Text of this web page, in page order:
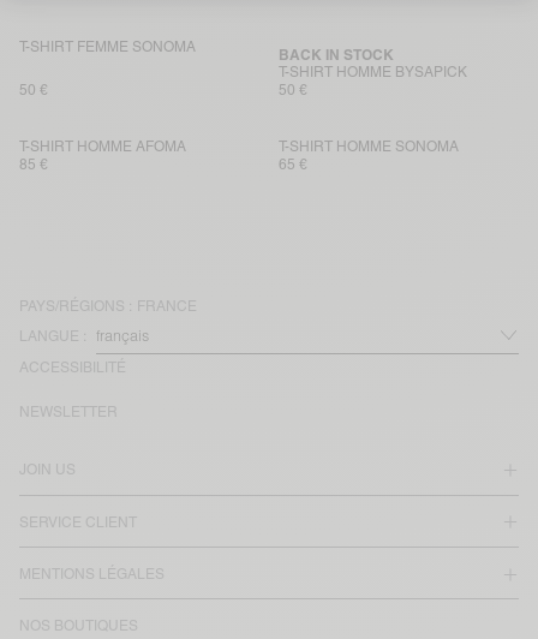
T-SHIRT FEMME SONOMA
50 €
T-SHIRT HOMME BYSAPICK
BACK IN STOCK
50 €
T-SHIRT HOMME AFOMA
85 €
T-SHIRT HOMME SONOMA
65 €
PAYS/RÉGIONS : FRANCE
LANGUE :
ACCESSIBILITÉ
JOIN US
SERVICE CLIENT
MENTIONS LÉGALES
NOS BOUTIQUES
NEWSLETTER